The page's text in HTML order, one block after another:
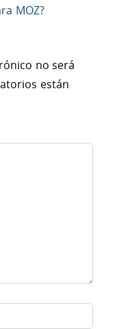
MOZ?
no será
están